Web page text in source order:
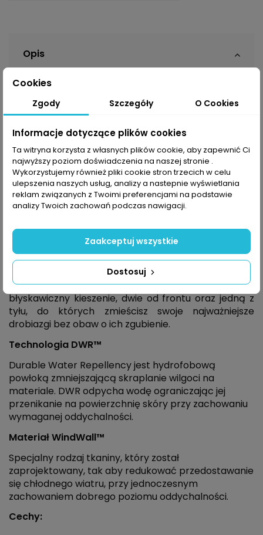
Opis
Jeśli uwielbiasz trekkingowe wycieczki, a góry to Twój
drugi dom toThe North Face Diablo RegTapered
nieprzepuszczalną dla wilgoci i wiatru kompozycję
materiałuWindWall™wraz z hydrofobowym DWR™
stwarza idealnie warunki do aktywności fizycznej.
Wysoce elastyczny poliester sprawnie podąża za
ruchami ciała pozwalając Ci poczuć naprawdę dużą
swobodę za sprawą profilowanych obszarów wokół
Dzięki zintegrowanemu paskowi oraz regulowanym
nogawkom dostosujeszDiablo Reg
do
swoich aktualnych preferencji. Co więcej,
dla osób lubiących mieć swoje rzeczy zawsze pod
ręką przewidziano trzy zapinane na zamek
błyskawiczny kieszenie, dwie od frontu oraz jedną z
tyłu, do których zmieścisz swoje najważniejsze
drobiazgi bez obaw o ich zgubienie.
Technologia DWR™
Durable Water Repellency jest hydrofobową
powłoką zmniejszającą skraplanie wilgoci na
materiale. DWR odpycha wodę ograniczając jej
przenikanie na powierzchnię skóry przy zachowaniu
wymaganej oddychalności.
Materiał WindWall™
Specjalny rodzaj tkaniny, który został
zaprojektowany, tak aby redukować przedostawanie
się chłodnego wiatru, przy jednoczesnym
zachowaniem dobrego poziomu oddychalności.
Cechy:
Cookies
Zgody Szczegóły O Cookies
Informacje dotyczące plików cookies
Ta witryna korzysta z własnych plików cookie, aby zapewnić Ci
najwyższy poziom doświadczenia na naszej stronie .
Wykorzystujemy również pliki cookie stron trzecich w celu
ulepszenia naszych usług, analizy a nastepnie wyświetlania
reklam związanych z Twoimi preferencjami na podstawie
analizy Twoich zachowań podczas nawigacji.
Dostosuj
Zaakceptuj wszystkie